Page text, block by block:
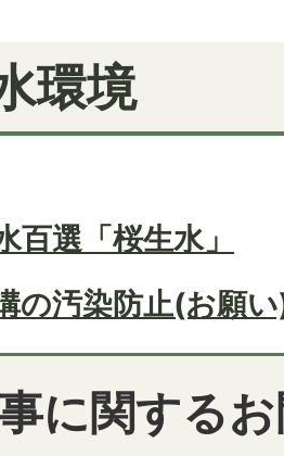
環境
百選「桜生水」
の汚染防止(お願
に関する